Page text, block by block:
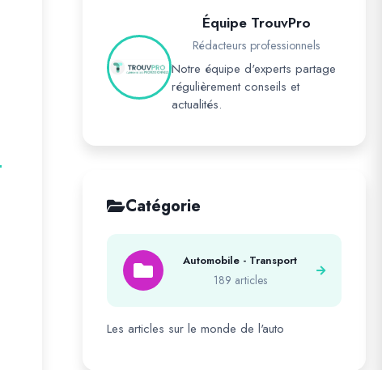
Équipe TrouvPro
Rédacteurs professionnels
Notre équipe d'experts partage
régulièrement conseils et
actualités.
Catégorie
Automobile - Transport
189 articles
Les articles sur le monde de l'auto